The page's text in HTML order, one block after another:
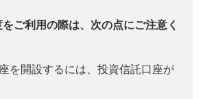
をご利用の際は、次の点にご注意く
を開設するには、投資信託口座が